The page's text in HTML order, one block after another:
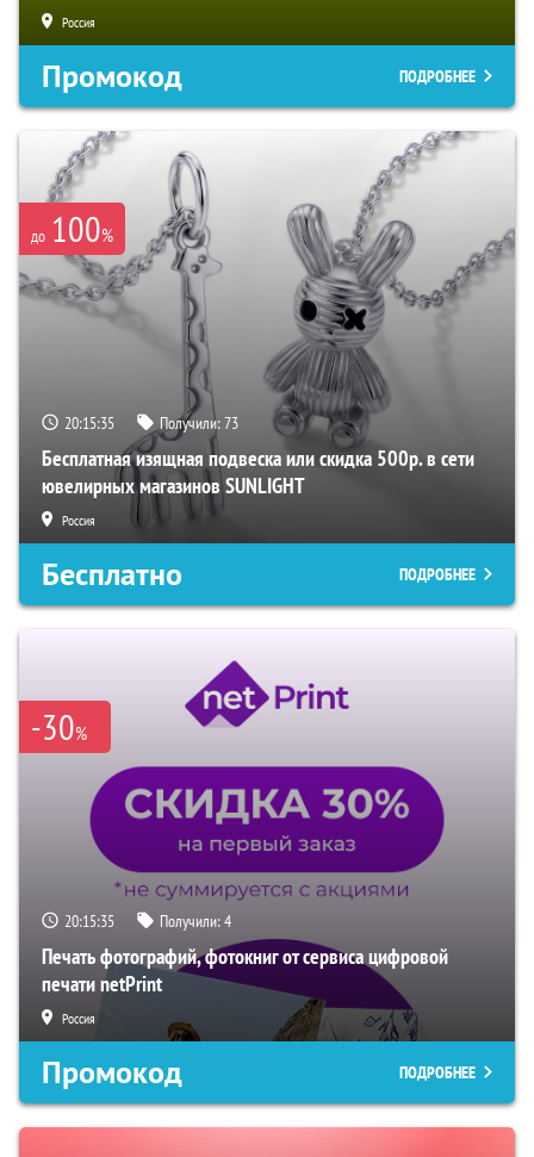
Россия
Промокод ПОДРОБНЕЕ
до 100%
20:15:34 Получили:73
Бесплатная изящная подвеска или скидка 500р. в сети
ювелирных магазинов SUNLIGHT
Россия
Бесплатно ПОДРОБНЕЕ
-30%
20:15:34 Получили:4
Печать фотографий, фотокниг от сервиса цифровой
печати netPrint
Россия
Промокод ПОДРОБНЕЕ